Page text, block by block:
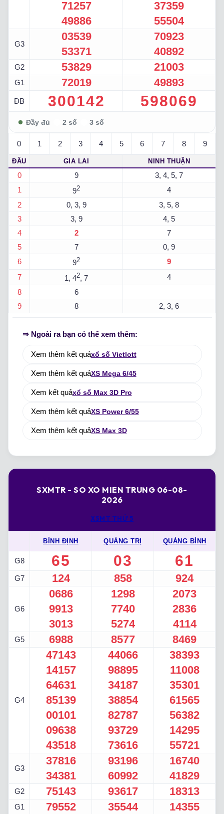
71257
49886
37359
55504
G3
03539
53371
70923
40892
G2 53829 21003
G1 72019 49893
ĐB 300142 598069
0 1 2 3 4 5 6 7 8 9
ĐẦU GIA LAI NINH THUẬN
0 9
3, 4, 5, 7
1
92
4
2
0, 3, 9
3, 5, 8
3
3, 9
4, 5
4
2
7
5
7
0, 9
6
92
9
7
1, 42, 7
4
8
6
9
8 2, 3, 6
⇒ Ngoài ra bạn có thể xem thêm:
Xem thêm kết quảxổ số Vietlott
Xem thêm kết quảXS Mega 6/45
Xem kết quảxổ số Max 3D Pro
Xem thêm kết quảXS Power 6/55
Xem thêm kết quảXS Max 3D
SXMTR - SO XO MIEN TRUNG 06-08-
2026
XSMT THỨ 5
BÌNH ĐỊNH QUẢNG TRỊ QUẢNG BÌNH
G8 65 03 61
G7 124 858 924
G6
0686
9913
3013
1298
7740
5274
2073
2836
4114
G5 6988 8577 8469
G4
47143
14157
64631
85139
00101
09638
43518
44066
98895
34187
38854
82787
93729
73616
38393
11008
35301
61565
56382
14295
55721
G3
37816
34381
93196
60992
16740
41829
G2 75143 93617 18313
G1 79552 35544 14355